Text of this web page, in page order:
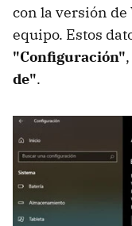
con la versión
equipo. Estos
"Configuración",
de".